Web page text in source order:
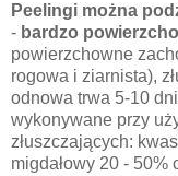
Peelingi można
- bardzo
powierzchowne
rogowa i ziarnista),
odnowa trwa 5-10
wykonywane przy
złuszczających:
migdałowy 20 -